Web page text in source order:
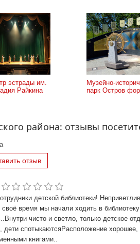
эстрады им.
Райкина
Музейно-
парк Остров
района: отзывы
отзыв
детской библиотеки!
время мы начали ходить в
чисто и светло, только детское
дети спотыкаютсяРасположение
книгами..